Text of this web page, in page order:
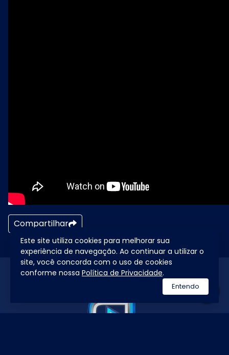
Compartilhar
Este site utiliza cookies para melhorar sua
experiência de navegação. Ao continuar a utilizar o
site, você concorda com o uso de cookies
conforme nossa Política de Privacidade.
Entendo